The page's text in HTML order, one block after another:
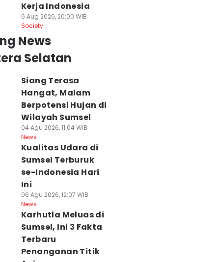
Kerja Indonesia
6 Aug 2026, 20:00 WIB
Society
News
Selatan
Siang Terasa
Hangat, Malam
Berpotensi Hujan di
Wilayah Sumsel
04 Agu 2026, 11:04 WIB
News
Kualitas Udara di
Sumsel Terburuk
se-Indonesia Hari
Ini
06 Agu 2026, 12:07 WIB
News
Karhutla Meluas di
Sumsel, Ini 3 Fakta
Terbaru
Penanganan Titik